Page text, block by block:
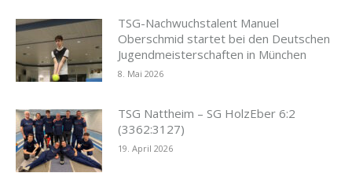
TSG-Nachwuchstalent Manuel
Oberschmid startet bei den Deutschen
Jugendmeisterschaften in München
8. Mai 2026
TSG Nattheim – SG HolzEber 6:2
(3362:3127)
19. April 2026